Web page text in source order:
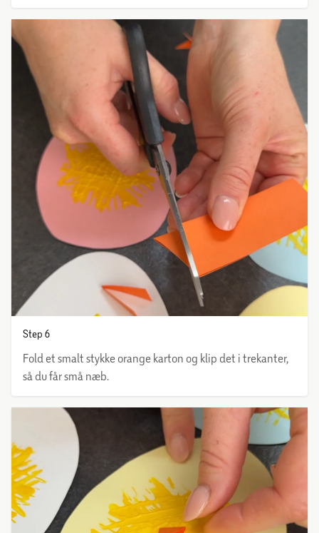
Step 6
Fold et smalt stykke orange karton og klip det i trekanter,
så du får små næb.